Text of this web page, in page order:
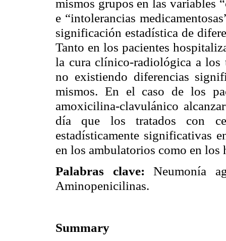
mismos grupos en las variables
e “intolerancias
significación estadística de
Tanto en los pacientes
la cura clínico-radiológica a los
no existiendo diferencias
mismos. En el caso de los
amoxicilina-clavulánico
día que los tratados con
estadísticamente significativas
en los ambulatorios como en los
Palabras clave: Neumonía
Aminopenicilinas.
Summary